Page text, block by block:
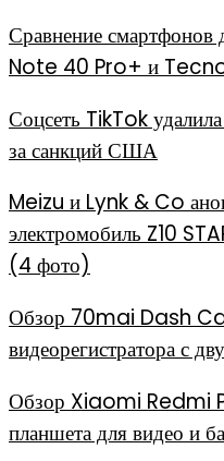
Сравнение
Note 40 Pro+ и
Соцсеть TikTok
за санкций США
Meizu и Lynk & Co
электромобиль Z10
(4 фото)
Обзор 70mai Dash
видеорегистратора с
Обзор Xiaomi Redmi
планшета для видео и